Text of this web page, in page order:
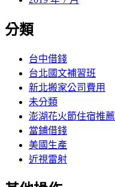
分類
台中借錢
台北國文補習班
新北搬家公司費用
未分類
澎湖花火節住宿推薦
當鋪借錢
美國生產
近視雷射